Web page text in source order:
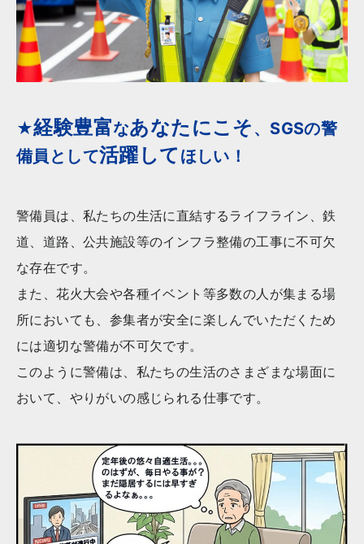
★経験豊富なあなたにこそ 、SGSの警
備員として活躍して ほしい！
警備員は、私たちの生活に直結するライフライン、鉄
道、道路、公共施設等のインフラ整備の工事に不可欠
な存在です。
また、花火大会や各種イベント等多数の人が集まる場
所においても、参集者が安全に楽しんでいただくため
には適切な警備が不可欠です。
このように警備は、私たちの生活のさまざまな場面に
おいて、やりがいの感じられる仕事です。